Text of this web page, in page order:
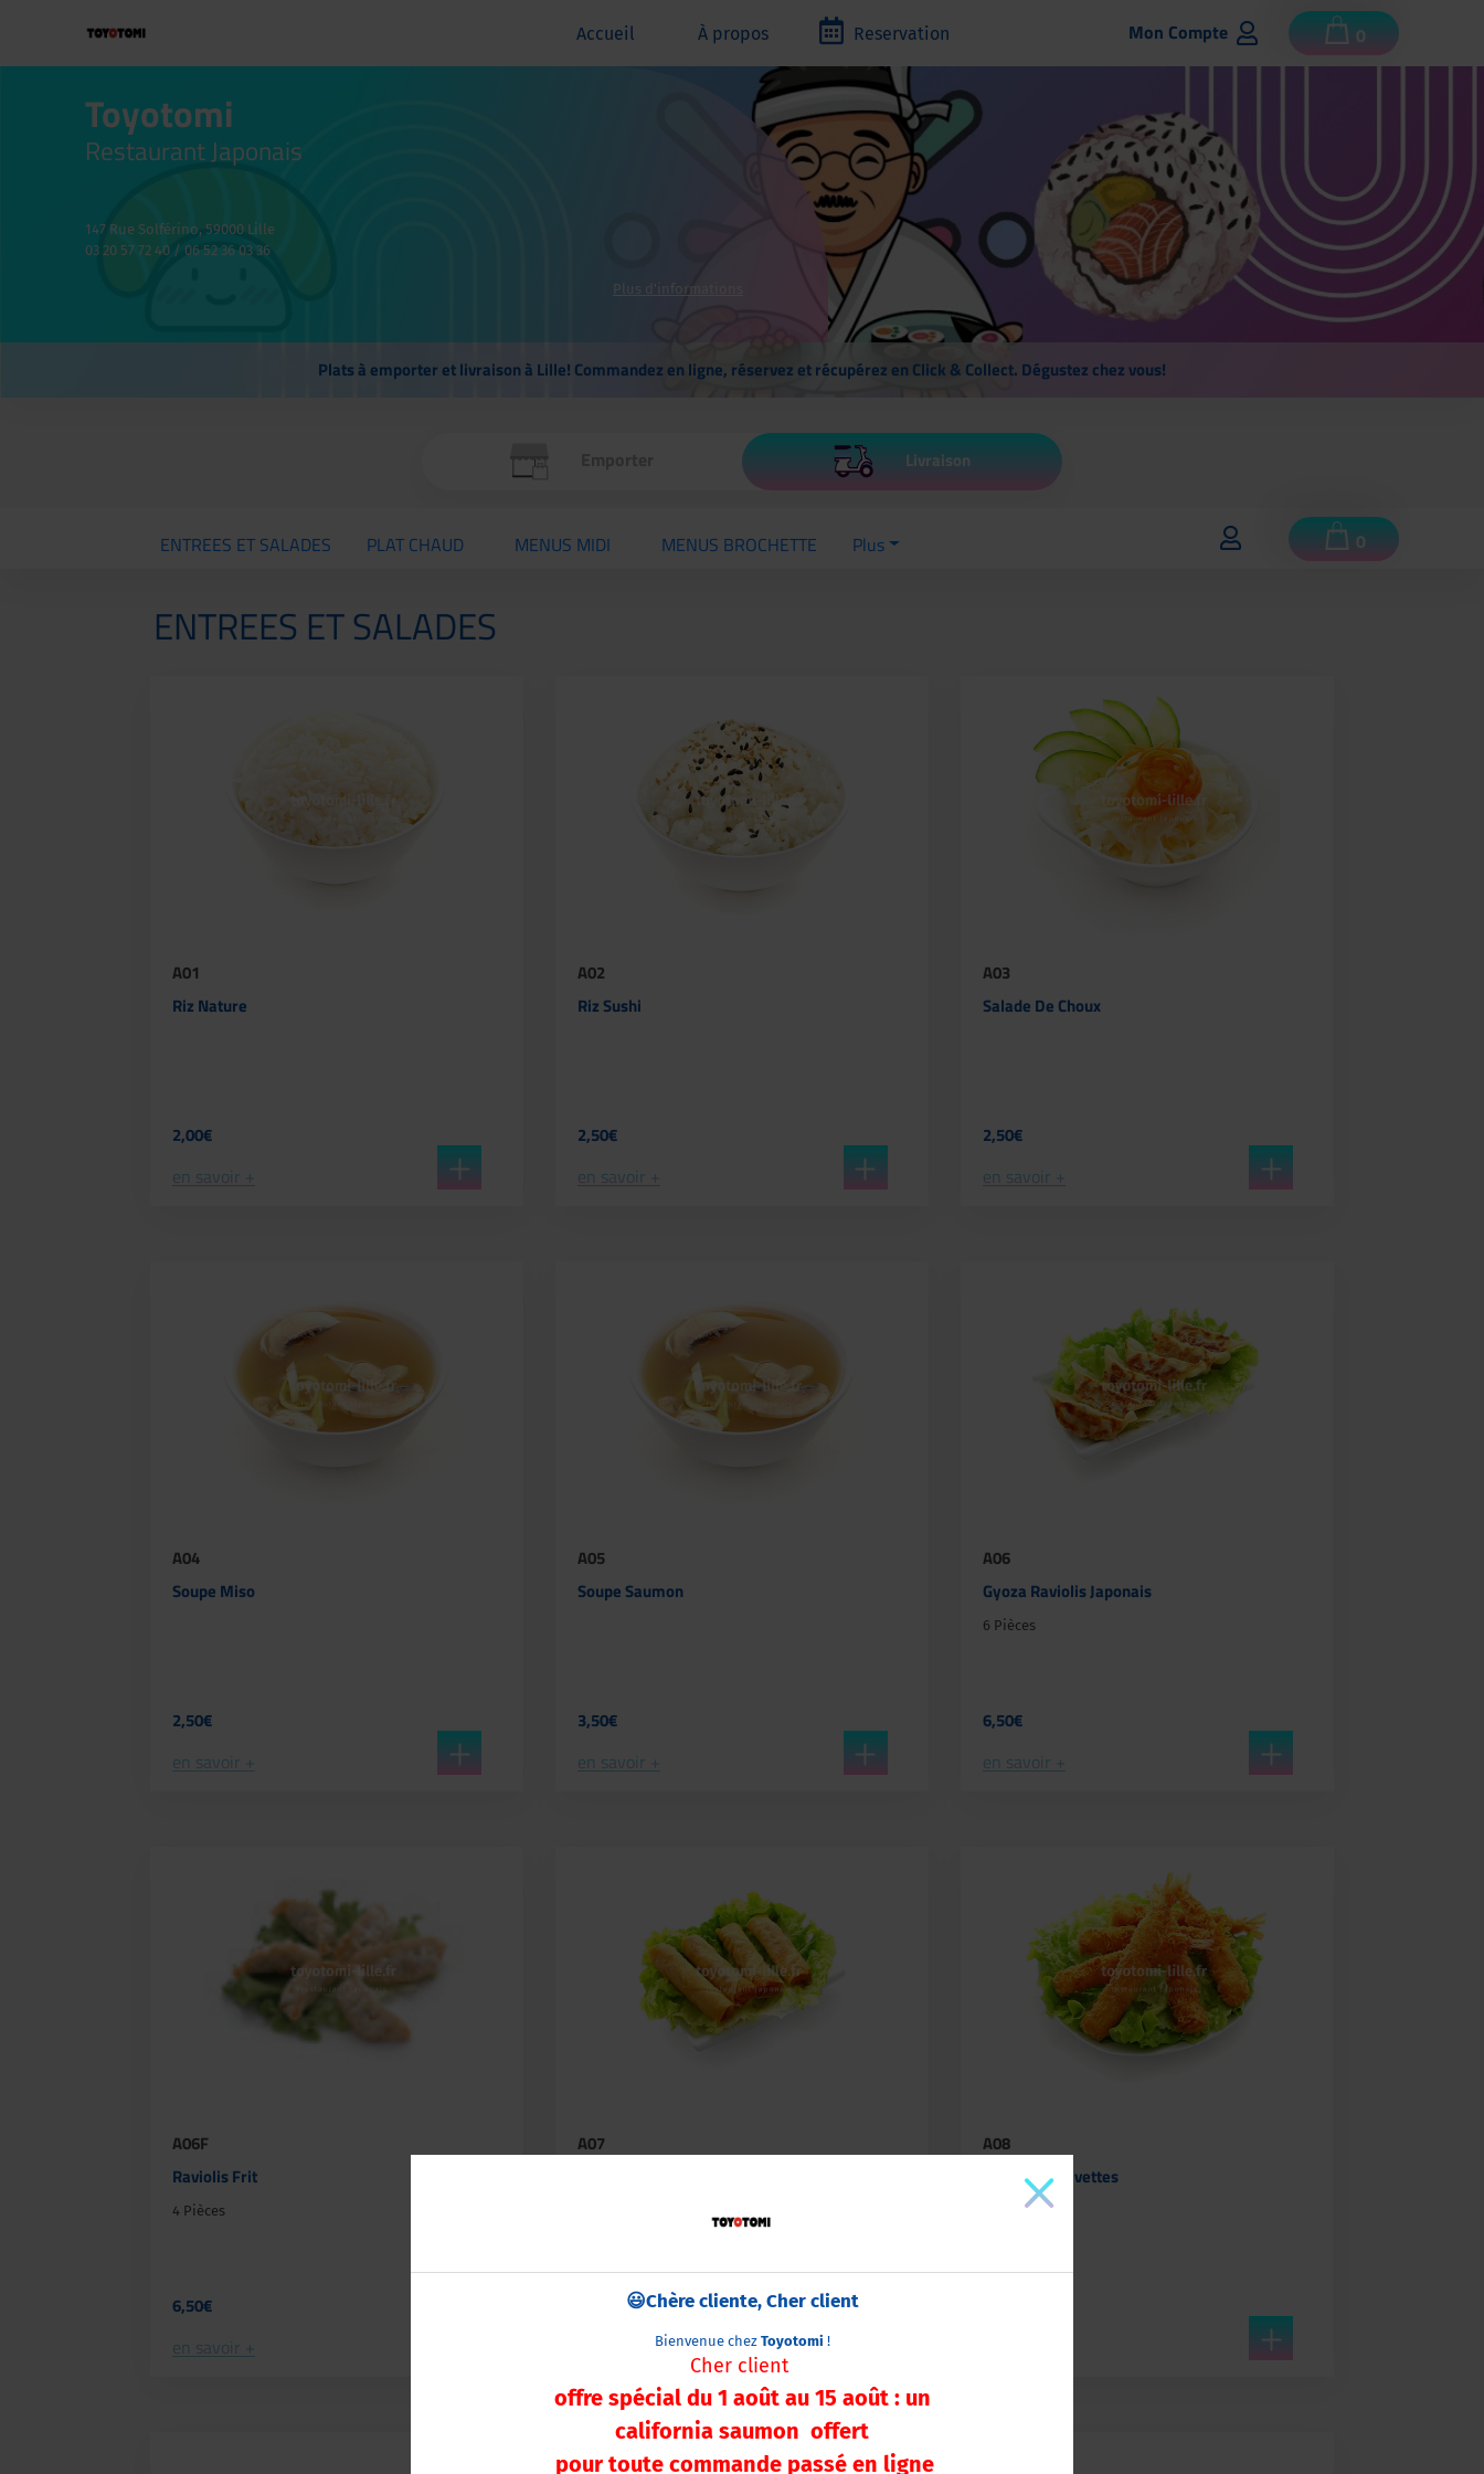
Accueil À propos Reservation Mon Compte 0
😃Chère cliente, Cher client
Bienvenue chez Toyotomi !
Cher client
offre spécial du 1 août au 15 août : un
california saumon offert
pour toute commande passé en ligne
Toyotomi
Restaurant Japonais
147 Rue Solférino, 59000 Lille
03 20 57 72 40 / 06 52 36 03 36
Plus d'informations
Plats à emporter et livraison à Lille! Commandez en ligne, réservez et récupérez en Click & Collect. Dégustez chez vous!
Livraison
ENTREES ET SALADES PLAT CHAUD MENUS MIDI MENUS BROCHETTE Plus 0
ENTREES ET SALADES
A01
Riz Nature
2,00€
en savoir +
A02
Riz Sushi
2,50€
en savoir +
A03
Salade De Choux
2,50€
en savoir +
A04
Soupe Miso
2,50€
en savoir +
A05
Soupe Saumon
3,50€
en savoir +
A06
Gyoza Raviolis Japonais
6 Pièces
6,50€
en savoir +
A06F
Raviolis Frit
4 Pièces
6,50€
en savoir +
A07
en savoir +
A08
Tempura Crevettes
6 Pièces